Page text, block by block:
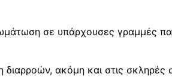
σε υπάρχουσες γραμμές
ακόμη και στις σκληρές